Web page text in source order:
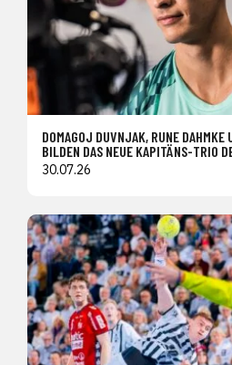
DOMAGOJ DUVNJAK, RUNE DAHMKE
BILDEN DAS NEUE KAPITÄNS-TRIO
30.07.26